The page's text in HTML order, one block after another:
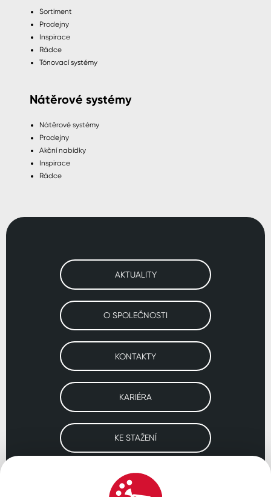
Sortiment
Prodejny
Inspirace
Rádce
Tónovací systémy
Nátěrové systémy
Nátěrové systémy
Prodejny
Akční nabídky
Inspirace
Rádce
AKTUALITY
O SPOLEČNOSTI
KONTAKTY
KARIÉRA
KE STAŽENÍ
Navštivte naše pobočky